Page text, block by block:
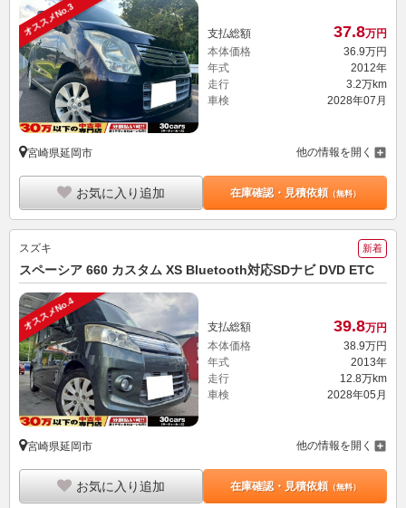
オススメNo.3 支払総額 37.8万円
本体価格
36.9万円
年式
2012年
走行
3.2万km
車検
2028年07月
宮崎県延岡市 他の情報を開く
お気に入り追加 在庫確認・見積依頼（無料）
スズキ 新着
スペーシア 660 カスタム XS Bluetooth対応SDナビ DVD ETC
オススメNo.4 支払総額 39.8万円
本体価格
38. 9万円
年式
2013年
走行
12.8万km
車検
2028年05月
宮崎県延岡市 他の情報を開く
お気に入り追加 在庫確認・見積依頼（無料）